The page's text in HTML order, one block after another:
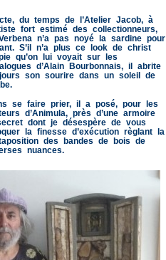
du temps de l’Atelier Jacob, à
fort estimé des collectionneurs,
n’a pas noyé la sardine pour
S’il n’a plus ce look de christ
qu’on lui voyait sur les
d’Alain Bourbonnais, il abrite
son sourire dans un soleil de
se faire prier, il a posé, pour les
d’Animula, près d’une armoire
dont je désespère de vous
la finesse d’exécution règlant la
des bandes de bois de
nuances.